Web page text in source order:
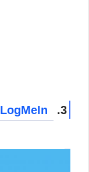
3.
LogMeIn